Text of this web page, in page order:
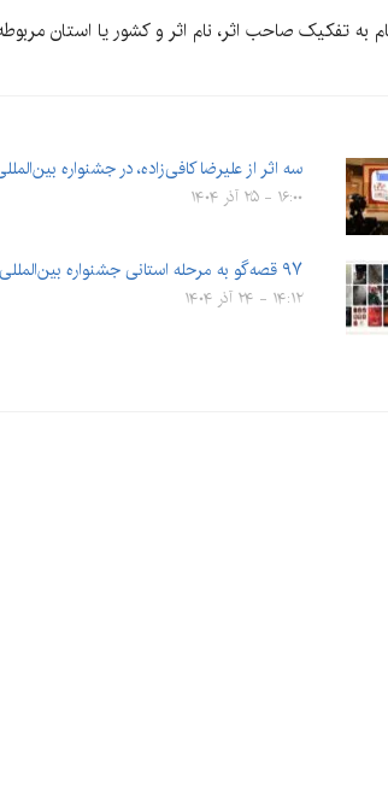
به تفکیک صاحب اثر، نام اثر و کشور یا استان
سه اثر از علیرضا کافی‌زاده، در جشنواره
۱۶:۰۰ - ۲۵ آذر ۱۴۰۴
۹۷ قصه‌گو به مرحله استانی جشنواره بین‌المللی قصه‌گویی کرمان…
۱۴:۱۲ - ۲۴ آذر ۱۴۰۴